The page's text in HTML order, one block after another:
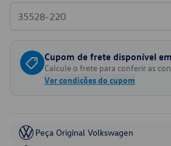
Cupom de frete disponível
Calcule o frete para conferir as
Ver condições do cupom
Peça Original Volkswagen